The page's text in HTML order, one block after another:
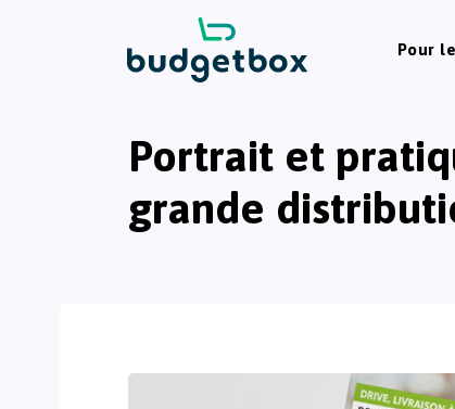
Pour
Portrait et
grande